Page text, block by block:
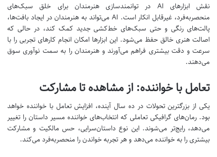
نقش ابزارهای AI در توانمندسازی هنرمندان برای خلق سبک‌های
منحصربه‌فرد، غیرقابل انکار است. AI می‌تواند به هنرمندان در ایجاد بافت‌ها،
پالت‌های رنگی و حتی سبک‌های خط‌کشی جدید کمک کند، در حالی که
اصالت هنری خالق حفظ می‌شود. این ابزارها امکان انجام کارهای تجربی را با
سرعت و دقت بیشتری فراهم می‌آورند و هنرمندان را به سمت نوآوری سوق
می‌دهند.
تعامل با خواننده: از مشاهده تا مشارکت
یکی از بزرگترین تحولات در ده سال آینده، افزایش تعامل با خواننده خواهد
بود. رمان‌های گرافیکی تعاملی که انتخاب‌های خواننده مسیر داستان را تغییر
می‌دهد، رایج‌تر می‌شوند. این نوع داستان‌سرایی، حس مالکیت و مشارکت
بیشتری را به خواننده می‌دهد و هر تجربه خواندن را منحصربه‌فرد می‌کند.